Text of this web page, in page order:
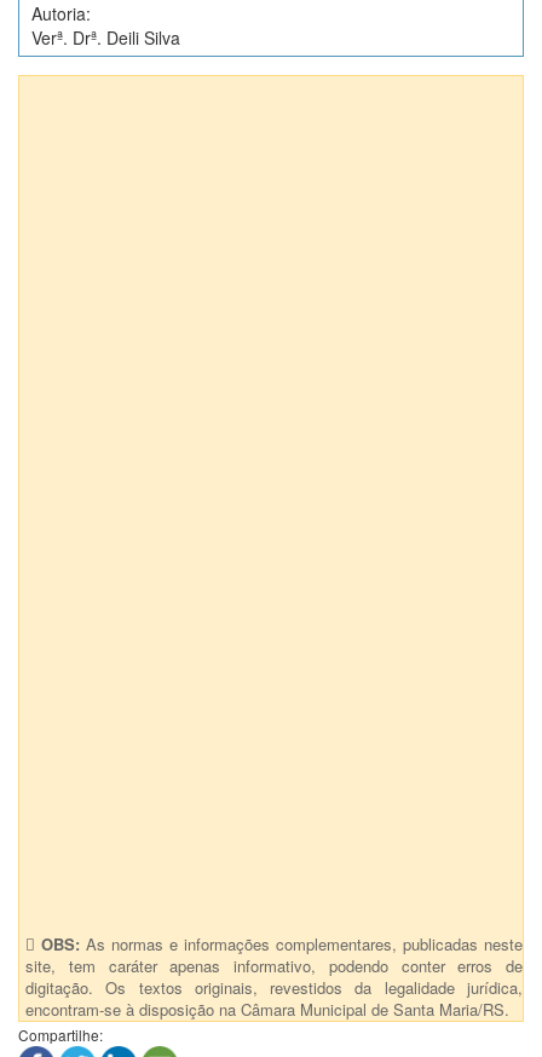
Autoria:
Verª. Drª. Deili Silva
OBS: As normas e informações complementares, publicadas neste
site, tem caráter apenas informativo, podendo conter erros de
digitação. Os textos originais, revestidos da legalidade jurídica,
encontram-se à disposição na Câmara Municipal de Santa Maria/RS.
Compartilhe: